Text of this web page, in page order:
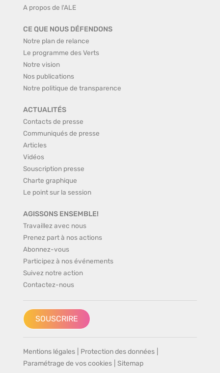
A propos de l'ALE
CE QUE NOUS DÉFENDONS
Notre plan de relance
Le programme des Verts
Notre vision
Nos publications
Notre politique de transparence
ACTUALITÉS
Contacts de presse
Communiqués de presse
Articles
Vidéos
Souscription presse
Charte graphique
Le point sur la session
AGISSONS ENSEMBLE!
Travaillez avec nous
Prenez part à nos actions
Abonnez-vous
Participez à nos événements
Suivez notre action
Contactez-nous
SOUSCRIRE
Mentions légales Protection des données
Paramétrage de vos cookies
Sitemap